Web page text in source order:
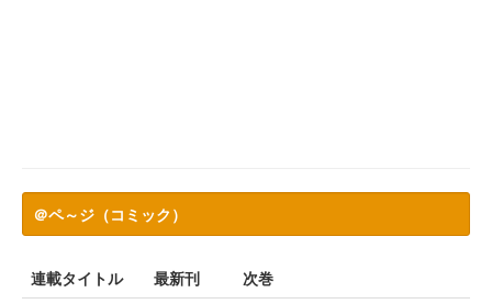
＠ペ～ジ（コミック）
連載タイトル 最新刊
次巻